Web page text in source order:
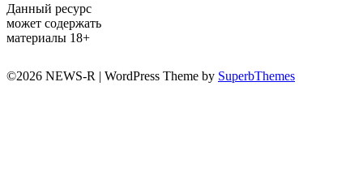
Данный ресурс
может содержать
материалы 18+
©2026 NEWS-R | WordPress Theme by SuperbThemes